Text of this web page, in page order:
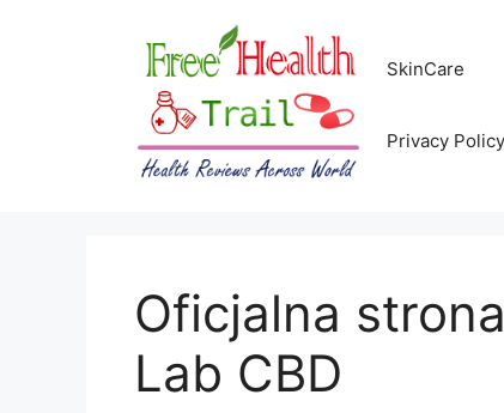
SkinCare
Privacy Policy
Oficjalna
Lab CBD